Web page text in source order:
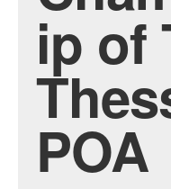
Loginip of
POA